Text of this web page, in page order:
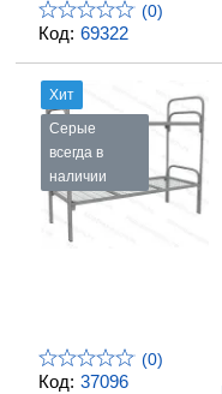
Код: 69322
(0)
Код: 37096
Хит
Серые
всегда в
наличии
(0)